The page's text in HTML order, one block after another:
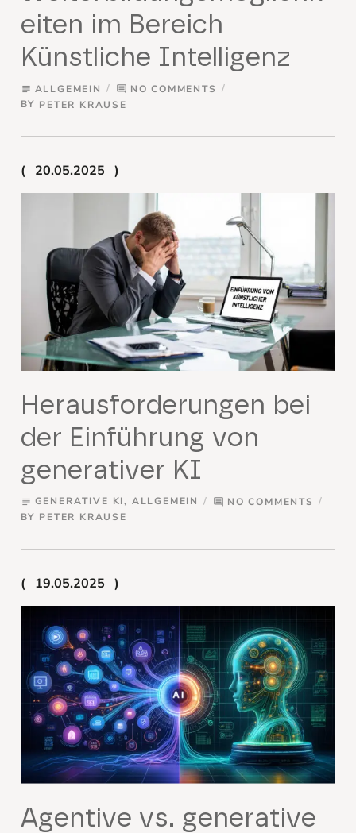
eiten im Bereich
Künstliche Intelligenz
subject ALLGEMEIN comment NO COMMENTS
BY PETER KRAUSE
20.05.2025
Herausforderungen bei
der Einführung von
generativer KI
subject GENERATIVE KI, ALLGEMEIN comment NO COMMENTS
BY PETER KRAUSE
19.05.2025
Agentive vs. generative